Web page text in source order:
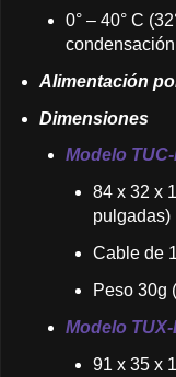
0° – 40° C
condensación
Alimentación
Dimensiones
Modelo
84 x 32 x
pulgadas)
Cable de
Peso 30g
Modelo TUX-
91 x 35 x